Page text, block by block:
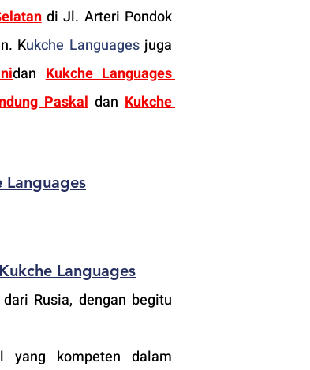
di Jl. Arteri Pondok
Kukche Languages juga
dan Kukche Languages
Paskal dan Kukche
Languages
Languages
Rusia, dengan begitu
yang kompeten dalam